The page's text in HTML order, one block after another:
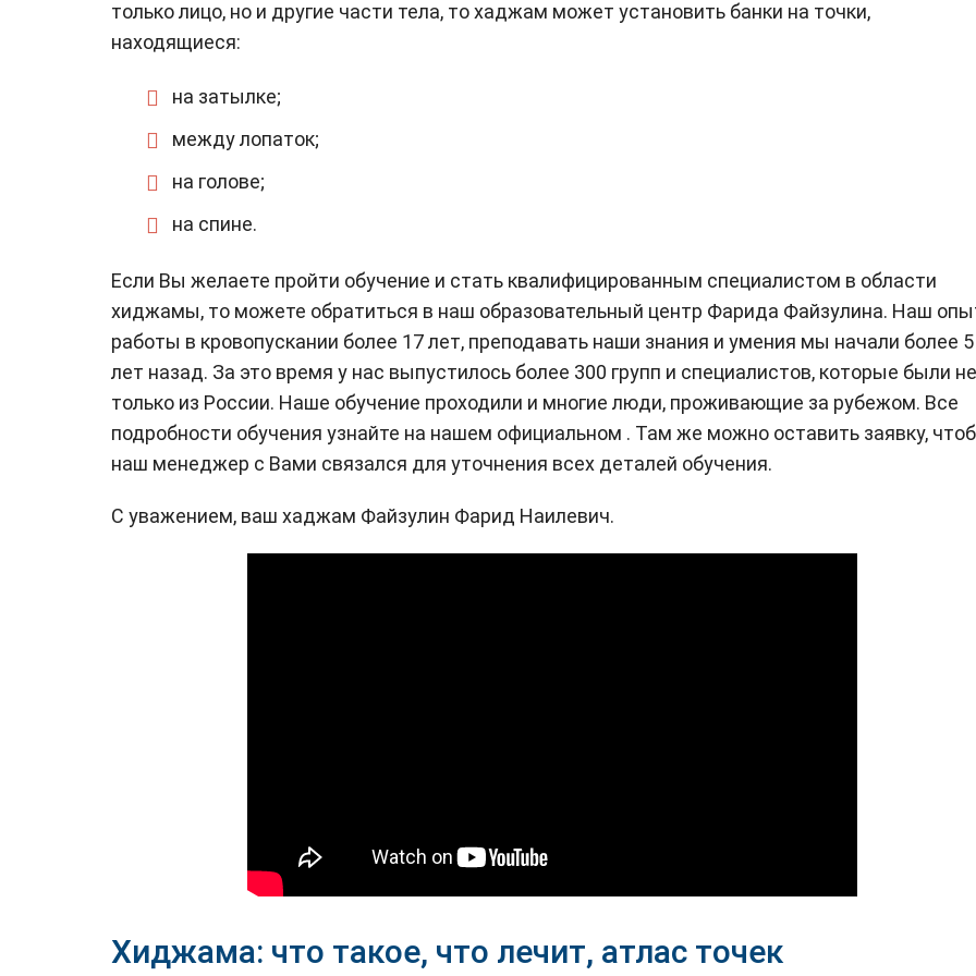
только лицо, но и другие части тела, то хаджам может установить банки на точки,
находящиеся:
на затылке;
между лопаток;
на голове;
на спине.
Если Вы желаете пройти обучение и стать квалифицированным специалистом в области
хиджамы, то можете обратиться в наш образовательный центр Фарида Файзулина. Наш
работы в кровопускании более 17 лет, преподавать наши знания и умения мы начали более 5
лет назад. За это время у нас выпустилось более 300 групп и специалистов, которые были не
только из России. Наше обучение проходили и многие люди, проживающие за рубежом. Все
подробности обучения узнайте на нашем официальном . Там же можно оставить заявку,
наш менеджер с Вами связался для уточнения всех деталей обучения.
С уважением, ваш хаджам Файзулин Фарид Наилевич.
Хиджама: что такое, что лечит, атлас точек